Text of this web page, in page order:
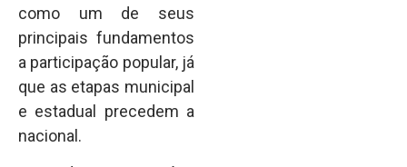
como um de seus
principais fundamentos
a participação popular, já
que as etapas municipal
e estadual precedem a
nacional.